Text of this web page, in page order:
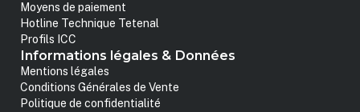
Moyens de paiement
Hotline Technique Tetenal
Profils ICC
Informations légales & Données
Mentions légales
Conditions Générales de Vente
Politique de confidentialité